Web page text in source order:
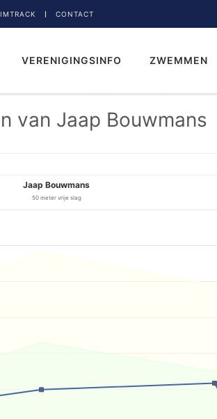
CONTACT
VERENIGINGSINFO ZWEMMEN
van Jaap Bouwmans
Jaap Bouwmans
50 meter vrije slag